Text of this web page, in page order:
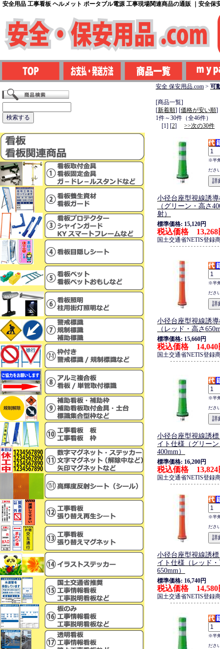
安全用品 工事看板 ヘルメット ポータブル電源 工事現場関連商品の通販 ｜安全保
安全 保安用品.com > 可
[商品一覧]
[新着順] [価格が安い順]
1件～30件（全46件）
[1] [2] >>次の30件
※半
ださ
小径台座型視線誘
（グリーン・高さ
射）
標準価格: 15,120円
税込価格 13,268
国土交通省NETIS登録
※半
ださ
小径台座型視線誘
（レッド・高さ
標準価格: 15,660円
税込価格 14,040
国土交通省NETIS登録
※半
ださ
小径台座型視線誘
イト仕様（グリー
400mm）
標準価格: 16,200円
税込価格 13,824
国土交通省NETIS登録
※半
ださ
小径台座型視線誘
イト仕様（レッド
650mm）
標準価格: 16,740円
税込価格 14,580
国土交通省NETIS登録
※半
ださ